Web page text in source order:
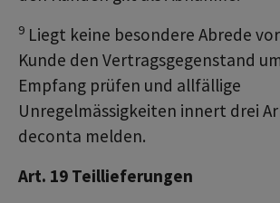
9 Liegt keine besondere Abrede
Kunde den Vertragsgegenstand
Empfang prüfen und allfällige
Unregelmässigkeiten innert drei
deconta melden.
Art. 19 Teillieferungen